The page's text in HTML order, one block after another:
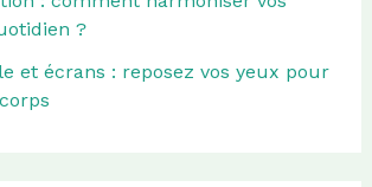
?
et écrans : reposez vos yeux pour